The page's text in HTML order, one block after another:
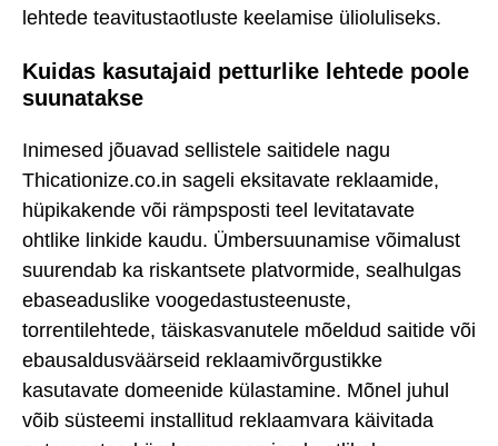
lehtede teavitustaotluste keelamise ülioluliseks.
Kuidas kasutajaid petturlike lehtede poole
suunatakse
Inimesed jõuavad sellistele saitidele nagu
Thicationize.co.in sageli eksitavate reklaamide,
hüpikakende või rämpsposti teel levitatavate
ohtlike linkide kaudu. Ümbersuunamise võimalust
suurendab ka riskantsete platvormide, sealhulgas
ebaseaduslike voogedastusteenuste,
torrentilehtede, täiskasvanutele mõeldud saitide või
ebausaldusväärseid reklaamivõrgustikke
kasutavate domeenide külastamine. Mõnel juhul
võib süsteemi installitud reklaamvara käivitada